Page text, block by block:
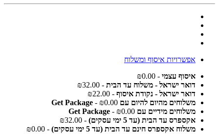
אפשרויות איסוף ומשלוח
איסוף עצמי - ₪0.00
דואר ישראל - משלוח עד הבית - ₪32.00
דואר ישראל - נקודת איסוף - ₪22.00
משלוחים מהיום להיום עם Get Package - ₪0.00
משלוחים מידיים עם Get Package - ₪0.00
אקספרס עד הבית (עד 5 ימי עסקים)
- ₪32.00
משלוח אקספרס חינם עד הבית (עד 5 ימי עסקים)
- ₪0.00